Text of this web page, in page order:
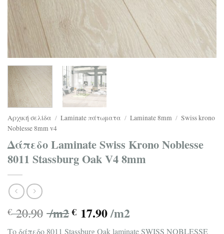
Αρχική σελίδα / Laminate πάτωματα / Laminate 8mm / Swiss krono
Noblesse 8mm v4
Δάπεδο Laminate Swiss Krono Noblesse
8011 Stassburg Oak V4 8mm
€20.90 /m2 € 17.90/m2
Tο δάπεδο 8011 Stassburg Oak laminate SWISS NOBLESSE